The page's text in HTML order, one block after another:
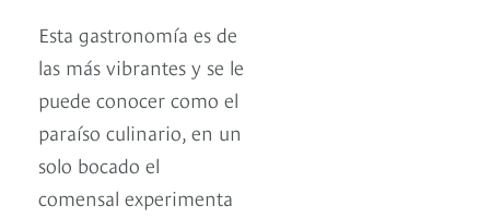
Esta gastronomía es de
las más vibrantes y se le
puede conocer como el
paraíso culinario, en un
solo bocado el
comensal experimenta